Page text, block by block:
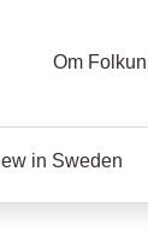
Om
in Sweden